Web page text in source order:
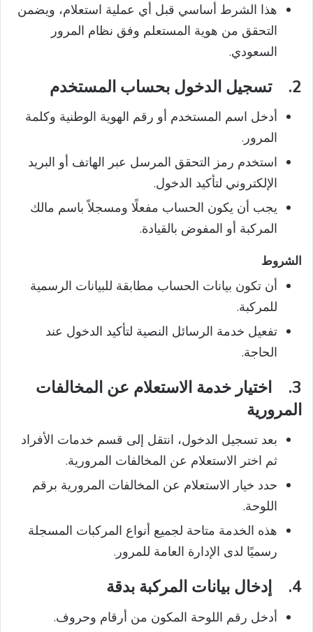
هذا الشرط أساسي قبل أي عملية استعلام، ويضمن
التحقق من هوية المستعلم وفق نظام المرور
السعودي.
2. تسجيل الدخول بحساب المستخدم
أدخل اسم المستخدم أو رقم الهوية الوطنية وكلمة
المرور.
استخدم رمز التحقق المرسل عبر الهاتف أو البريد
الإلكتروني لتأكيد الدخول.
يجب أن يكون الحساب مفعلًا ومسجلاً باسم مالك
المركبة أو المفوض بالقيادة.
الشروط
أن تكون بيانات الحساب مطابقة للبيانات الرسمية
للمركبة.
تفعيل خدمة الرسائل النصية لتأكيد الدخول عند
الحاجة.
3.
اختيار خدمة الاستعلام عن المخالفات
المرورية
بعد تسجيل الدخول، انتقل إلى قسم خدمات الأفراد
ثم اختر الاستعلام عن المخالفات المرورية.
حدد خيار الاستعلام عن المخالفات المرورية برقم
اللوحة.
هذه الخدمة متاحة لجميع أنواع المركبات المسجلة
رسميًا لدى الإدارة العامة للمرور.
4. إدخال بيانات المركبة بدقة
أدخل رقم اللوحة المكون من أرقام وحروف.